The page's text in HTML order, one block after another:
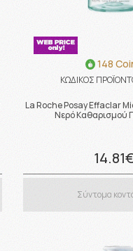
148
ΚΩΔΙΚΟΣ
La Roche Posay Effaclar
Νερό Καθαρισμού
14.81€
Σύντομα